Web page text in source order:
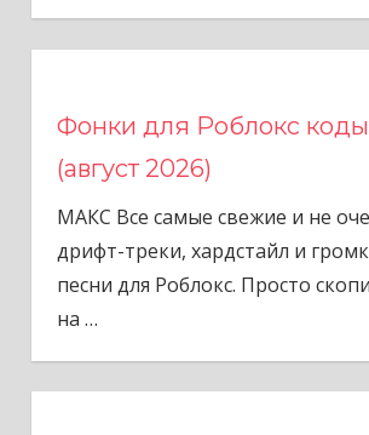
Фонки для Роблокс
(август 2026)
МАКС Все самые свежие и не
дрифт-треки, хардстайл и
песни для Роблокс. Просто
на …